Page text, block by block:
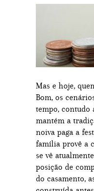
Mas e hoje,
Bom, os
tempo, contudo
mantém a
noiva paga a
família provê a
se vê
posição de
do casamento,